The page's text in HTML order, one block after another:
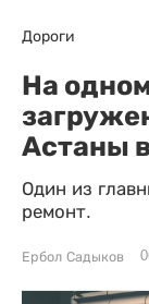
Дороги
На
Астаны
Один из
ремонт.
Ербол Садыков